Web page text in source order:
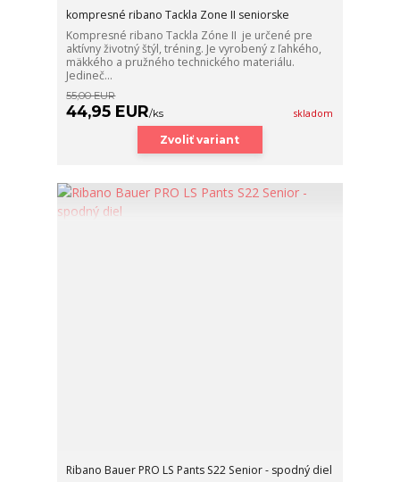
kompresné ribano Tackla Zone II seniorske
Kompresné ribano Tackla Zóne II je určené pre
aktívny životný štýl, tréning. Je vyrobený z ľahkého,
mäkkého a pružného technického materiálu.
Jedineč...
55,00 EUR
44,95 EUR/ks skladom
Zvoliť variant
Ribano Bauer PRO LS Pants S22 Senior - spodný diel